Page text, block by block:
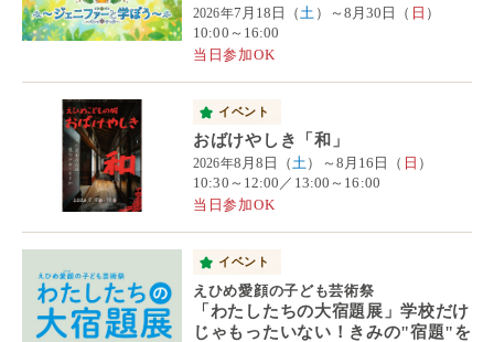
2026年7月18日（ 土 ）～8月30日（ 日 ）
10:00～16:00
当日参加OK
イベント
おばけやしき「和」
2026年8月8日（ 土 ）～8月16日（ 日 ）
10:30～12:00／13:00～16:00
当日参加OK
イベント
えひめ愛顔の子ども芸術祭
「わたしたちの大宿題展」学校だけ
じゃもったいない！きみの"宿題"を